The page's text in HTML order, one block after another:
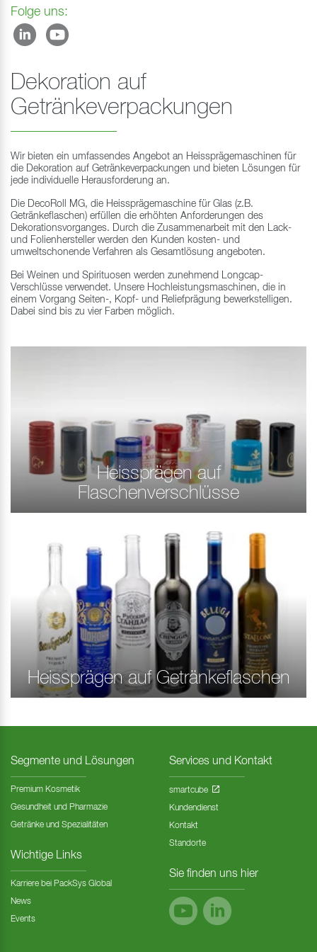
Folge uns:
Dekoration auf
Getränkeverpackungen
Wir bieten ein umfassendes Angebot an Heissprägemaschinen für
die Dekoration auf Getränkeverpackungen und bieten Lösungen für
jede individuelle Herausforderung an.
Die DecoRoll MG, die Heissprägemaschine für Glas (z.B.
Getränkeflaschen) erfüllen die erhöhten Anforderungen des
Dekorationsvorganges. Durch die Zusammenarbeit mit den Lack-
und Folienhersteller werden den Kunden kosten- und
umweltschonende Verfahren als Gesamtlösung angeboten.
Bei Weinen und Spirituosen werden zunehmend Longcap-
Verschlüsse verwendet. Unsere Hochleistungsmaschinen, die in
einem Vorgang Seiten-, Kopf- und Reliefprägung bewerkstelligen.
Dabei sind bis zu vier Farben möglich.
Heissprägen auf
Flaschenverschlüsse
Heissprägen auf Getränkeflaschen
Segmente und Lösungen
Premium Kosmetik
Gesundheit und Pharmazie
Getränke und Spezialitäten
Wichtige Links
Karriere bei PackSys Global
News
Events
Services und Kontakt
smartcube
Kundendienst
Kontakt
Standorte
Sie finden uns hier